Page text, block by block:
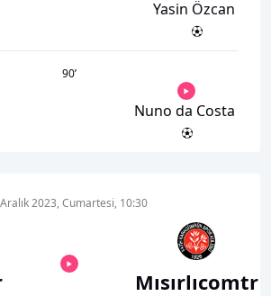
Yasin Özcan
90’
Nuno da Costa
2023, Cumartesi, 10:30
Mısırlıcomtr